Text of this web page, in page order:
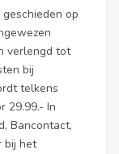
op
verlengd tot
bij
telkens
29.99.- In
Bancontact,
bij het